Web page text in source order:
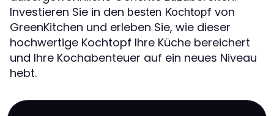
Investieren Sie in den besten Kochtopf von
GreenKitchen und erleben Sie, wie dieser
hochwertige Kochtopf Ihre Küche bereichert
und Ihre Kochabenteuer auf ein neues Niveau
hebt.